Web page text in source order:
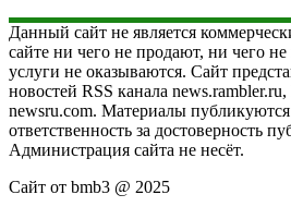
Данный сайт не является
сайте ни чего не продают, ни чего
услуги не оказываются. Сайт
новостей RSS канала
newsru.com. Материалы
ответственность за достоверность
Администрация сайта не несёт.
Сайт от bmb3 @ 2025